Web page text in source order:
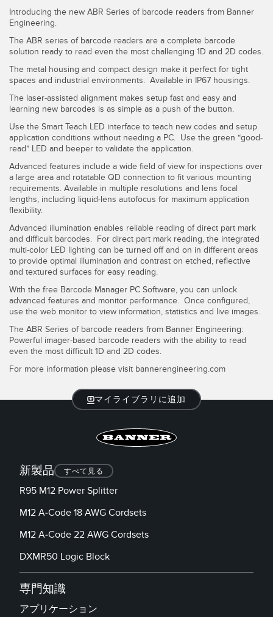
Introducing the new ABR Series of barcode readers from Banner
Engineering.
The ABR series of barcode readers are a complete barcode
solution ready to read even the most challenging 1D and 2D codes.
The metal housing and compact design make it perfect for tight
spaces and industrial environments. Available in IP67 housings.
The laser-assisted alignment makes setup fast and easy and
learning new barcodes is as simple as a push of the button.
Use the Smart Teach LED interface to teach new codes and setup
application conditions without needing a PC. Use the green “good-
read” LED and beeper to validate the application.
Advanced features include a wide field of view for inspections over
a large area and rotatable QD connection to fit various mounting
requirements. Available in multiple resolutions and lens focal
lengths, including liquid-lens autofocus for maximum application
flexibility.
Advanced illumination enables reliable reading of direct part mark
and difficult barcodes. For direct part mark reading, the integrated
multi-color LED lighting can be turned off and on in different areas
to provide optimal illumination and contrast on etched, reflective
and textured surfaces for easy reading.
With the free Barcode Manager PC Software, you can unlock
advanced features and monitor performance. Once configured,
use the web monitor to view information, statistics and live images.
The ABR Series of barcode readers from Banner Engineering:
Powerful imager-based barcode readers with the ability to read
even the most difficult 1D and 2D codes.
For more information please visit bannerengineering.com
マイライブラリに追加
新製品 すべて見る
R95 M12 Power Splitter
M12 A-Code 18 AWG Cordsets
M12 A-Code 22 AWG Cordsets
DXMR50 Logic Block
専門知識
アプリケーション